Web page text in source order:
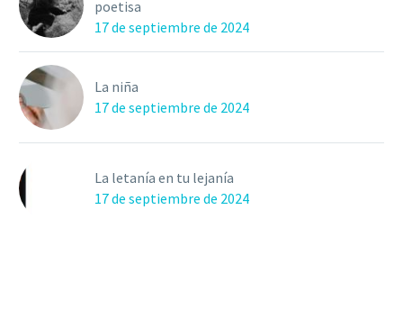
poetisa
17 de septiembre de 2024
La niña
17 de septiembre de 2024
La letanía en tu lejanía
17 de septiembre de 2024